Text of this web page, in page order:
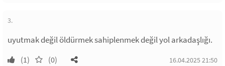
3.
uyutmak değil öldürmek sahiplenmek değil yol arkadaşlığı.
(1) (0) 16.04.2025 21:50